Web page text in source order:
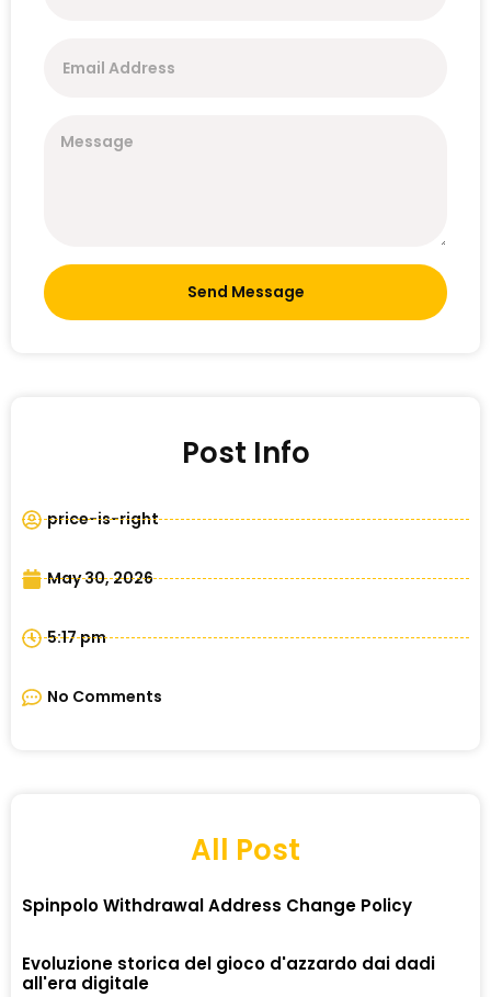
Send Message
Post Info
price-is-right
May 30, 2026
5:17 pm
No Comments
All Post
Spinpolo Withdrawal Address Change Policy
Evoluzione storica del gioco d'azzardo dai dadi
all'era digitale